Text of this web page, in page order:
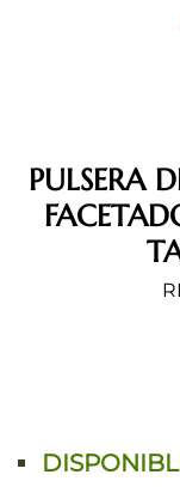
PULSERA